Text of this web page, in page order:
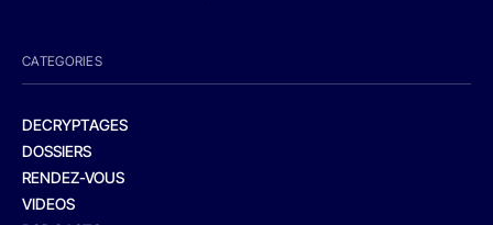
CATEGORIES
DECRYPTAGES
DOSSIERS
RENDEZ-VOUS
VIDEOS